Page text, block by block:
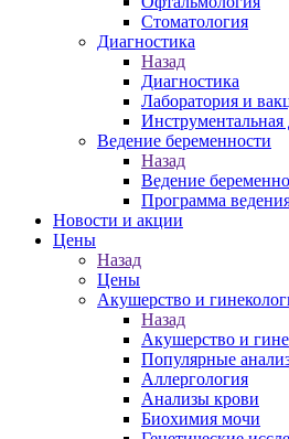
Стоматология
Диагностика
Назад
Диагностика
Лаборатория и
Инструментальная
Ведение беременности
Назад
Ведение
Программа
Новости и акции
Цены
Назад
Цены
Акушерство и
Назад
Акушерство и
Популярные
Аллергология
Анализы крови
Биохимия мочи